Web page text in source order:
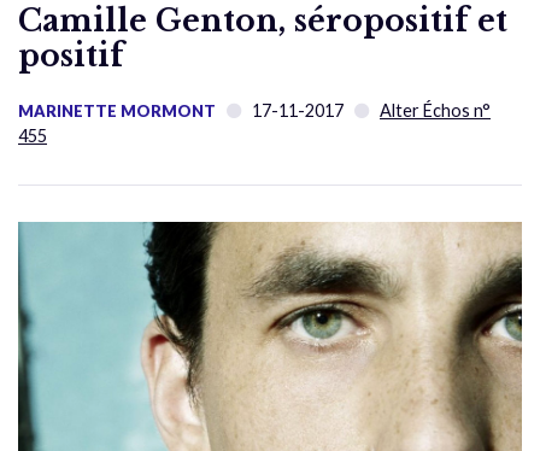
Camille Genton, séropositif et
positif
MARINETTE MORMONT 17-11-2017
Alter Échos n°
455